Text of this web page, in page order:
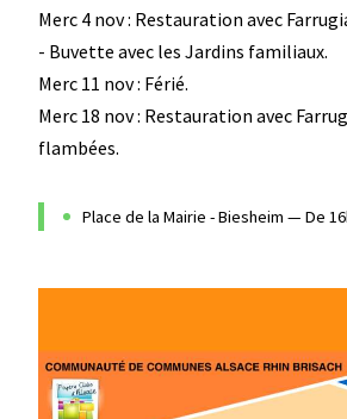
Merc 4 nov : Restauration avec
- Buvette avec les Jardins familiaux.
Merc 11 nov : Férié.
Merc 18 nov : Restauration avec
flambées.
Place de la Mairie - Biesheim — De